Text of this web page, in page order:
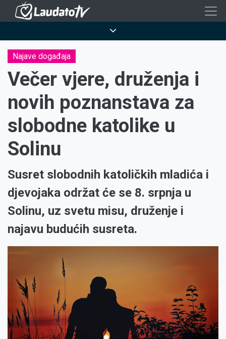
Skoči
sadržaj
Najave događaja
Večer vjere, druženja i
novih poznanstava za
slobodne katolike u
Solinu
Susret slobodnih katoličkih mladića i
djevojaka održat će se 8. srpnja u
Solinu, uz svetu misu, druženje i
najavu budućih susreta.